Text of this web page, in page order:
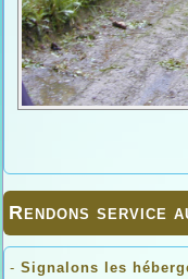
Rendons service
- Signalons les